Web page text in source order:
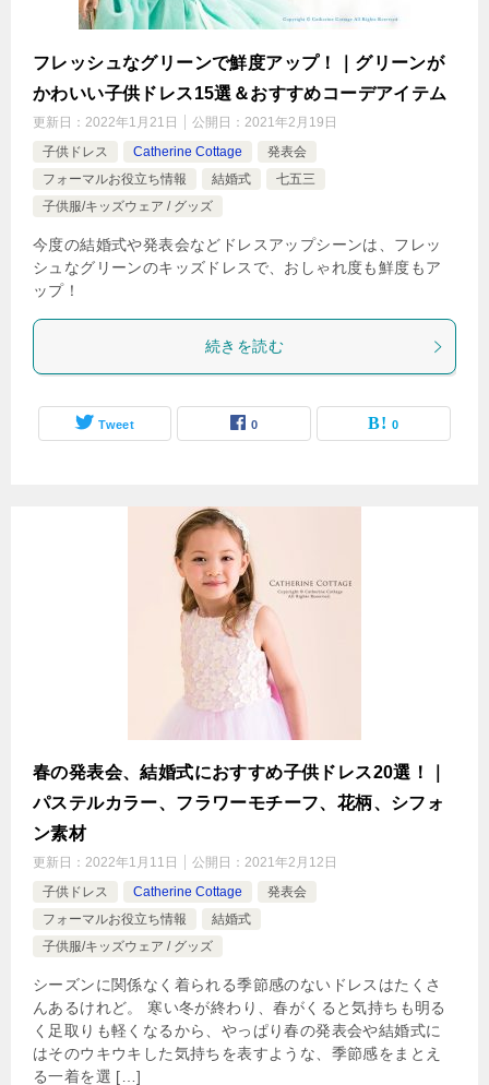
フレッシュなグリーンで鮮度アップ！｜グリーンが
かわいい子供ドレス15選＆おすすめコーデアイテム
更新日： 2022年1月21日 公開日： 2021年2月19日
子供ドレス
Catherine Cottage
発表会
フォーマルお役立ち情報
結婚式
七五三
子供服/キッズウェア / グッズ
今度の結婚式や発表会などドレスアップシーンは、フレッ
シュなグリーンのキッズドレスで、おしゃれ度も鮮度もア
ップ！
続きを読む
Tweet 0 0
春の発表会、結婚式におすすめ子供ドレス20選！｜
パステルカラー、フラワーモチーフ、花柄、シフォ
ン素材
更新日： 2022年1月11日 公開日： 2021年2月12日
子供ドレス
Catherine Cottage
発表会
フォーマルお役立ち情報
結婚式
子供服/キッズウェア / グッズ
シーズンに関係なく着られる季節感のないドレスはたくさ
んあるけれど。 寒い冬が終わり、春がくると気持ちも明る
く足取りも軽くなるから、やっぱり春の発表会や結婚式に
はそのウキウキした気持ちを表すような、季節感をまとえ
る一着を選 […]